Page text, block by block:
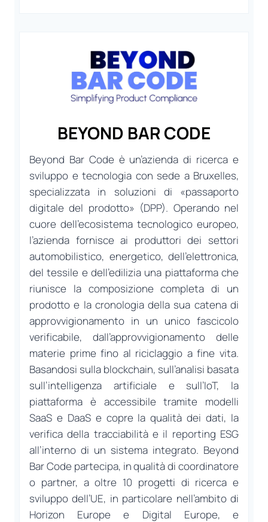
BEYOND BAR CODE
Beyond Bar Code è un’azienda di ricerca e
sviluppo e tecnologia con sede a Bruxelles,
specializzata in soluzioni di «passaporto
digitale del prodotto» (DPP). Operando nel
cuore dell’ecosistema tecnologico europeo,
l’azienda fornisce ai produttori dei settori
automobilistico, energetico, dell’elettronica,
del tessile e dell’edilizia una piattaforma che
riunisce la composizione completa di un
prodotto e la cronologia della sua catena di
approvvigionamento in un unico fascicolo
verificabile, dall’approvvigionamento delle
materie prime fino al riciclaggio a fine vita.
Basandosi sulla blockchain, sull’analisi basata
sull’intelligenza artificiale e sull’IoT, la
piattaforma è accessibile tramite modelli
SaaS e DaaS e copre la qualità dei dati, la
verifica della tracciabilità e il reporting ESG
all’interno di un sistema integrato. Beyond
Bar Code partecipa, in qualità di coordinatore
o partner, a oltre 10 progetti di ricerca e
sviluppo dell’UE, in particolare nell’ambito di
Horizon Europe e Digital Europe, e